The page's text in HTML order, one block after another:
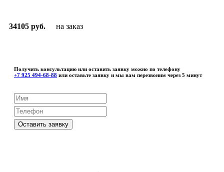
34105 руб. на заказ
Получить консультацию или оставить заявку можно по телефону
+7 925 494-68-88 или оставьте заявку и мы вам перезвоним через 5 минут
Оставить заявку